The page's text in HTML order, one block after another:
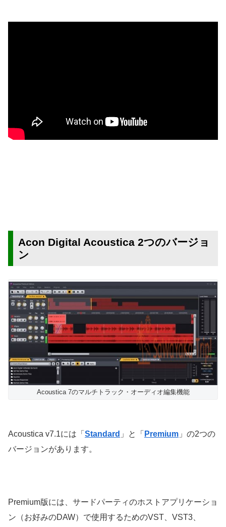
Acon Digital Acoustica 2つのバージョ
ン
Acoustica 7のマルチトラック・オーディオ編集機能
Acoustica v7.1には「 Standard 」と「 Premium 」の2つの
バージョンがあります。
Premium版には、サードパーティのホストアプリケーショ
ン（お好みのDAW）で使用するためのVST、VST3、